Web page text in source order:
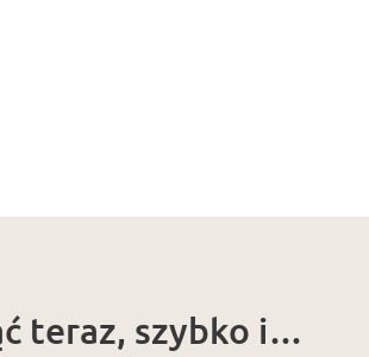
teraz, szybko i…